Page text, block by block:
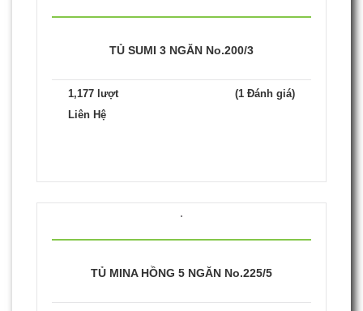
TỦ SUMI 3 NGĂN No.200/3
1,177 lượt
(1 Đánh giá)
Liên Hệ
TỦ MINA HỒNG 5 NGĂN No.225/5